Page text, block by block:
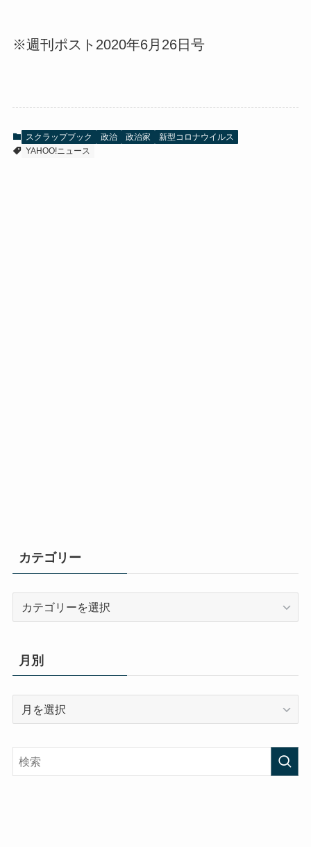
※週刊ポスト2020年6月26日号
スクラップブック 政治 政治家
新型コロナウイルス
YAHOO!ニュース
カテゴリー
リ
ー
月別